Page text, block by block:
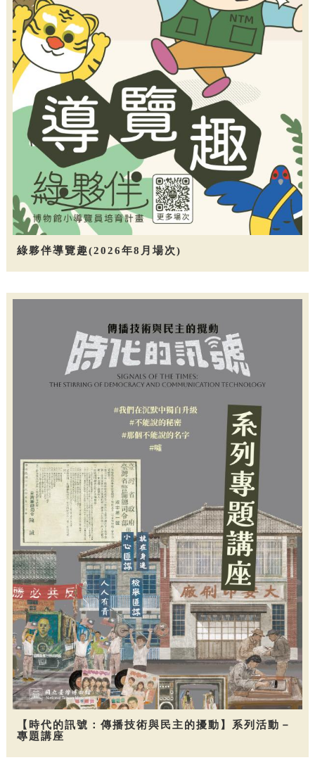
綠夥伴導覽趣(2026年8月場次)
【時代的訊號：傳播技術與民主的擾動】系列活動－
專題講座